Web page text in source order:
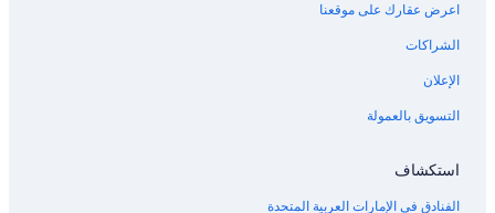
اعرض عقارك على موقعنا
الشراكات
الإعلان
التسويق بالعمولة
استكشاف
الفنادق في الإمارات العربية المتحدة